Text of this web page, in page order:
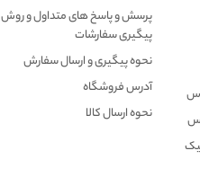
پرسش و پاسخ های متداول و روش
پیگیری سفارشات
نحوه پیگیری و ارسال سفارش
آدرس فروشگاه
نحوه ارسال کالا